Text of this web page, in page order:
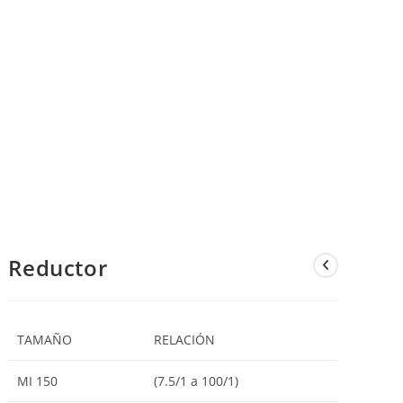
Reductor
TAMAÑO RELACIÓN
MI 150 (7.5/1 a 100/1)